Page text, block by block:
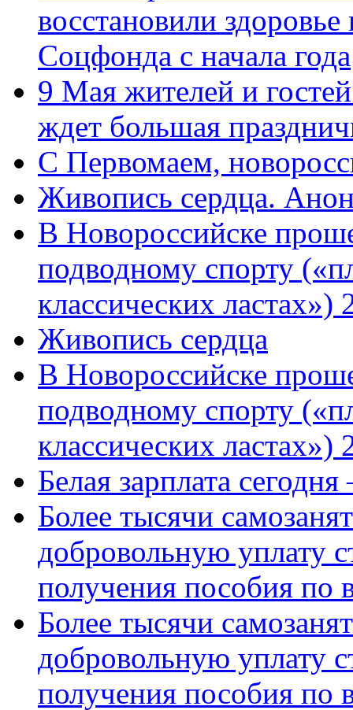
восстановили
Соцфонда с начала года
9 Мая жителей и
ждет большая
C Первомаем,
Живопись сердца.
В Новороссийске
подводному спорту
классических
Живопись сердца
В Новороссийске
подводному спорту
классических ластах»)
Белая зарплата
Более тысячи
добровольную уплату
получения пособия по
Более тысячи
добровольную уплату
получения пособия по